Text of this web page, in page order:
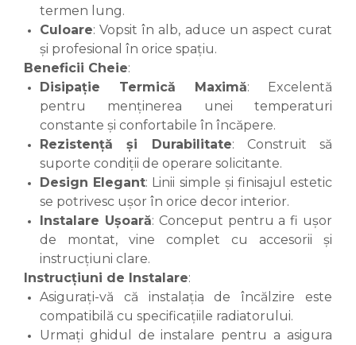
termen lung.
Culoare: Vopsit în alb, aduce un aspect curat
și profesional în orice spațiu.
Beneficii Cheie:
Disipație Termică Maximă: Excelentă
pentru menținerea unei temperaturi
constante și confortabile în încăpere.
Rezistență și Durabilitate: Construit să
suporte condiții de operare solicitante.
Design Elegant: Linii simple și finisajul estetic
se potrivesc ușor în orice decor interior.
Instalare Ușoară: Conceput pentru a fi ușor
de montat, vine complet cu accesorii și
instrucțiuni clare.
Instrucțiuni de Instalare:
Asigurați-vă că instalația de încălzire este
compatibilă cu specificațiile radiatorului.
Urmați ghidul de instalare pentru a asigura